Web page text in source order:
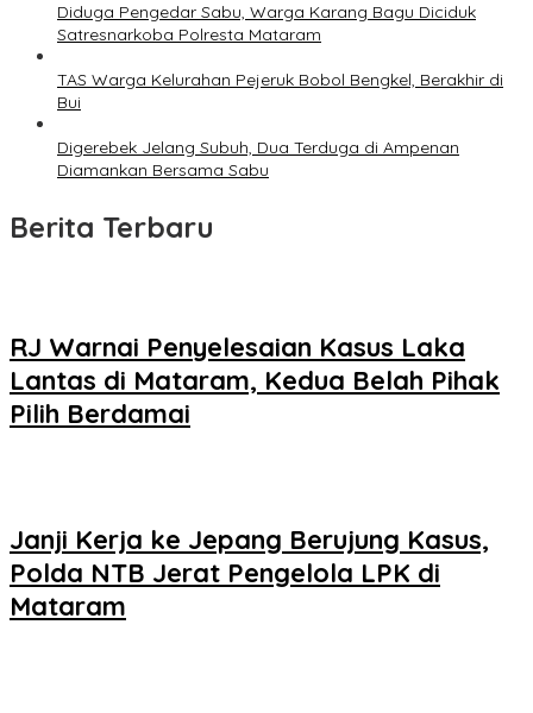
Diduga Pengedar Sabu, Warga Karang Bagu Diciduk
Satresnarkoba Polresta Mataram
TAS Warga Kelurahan Pejeruk Bobol Bengkel, Berakhir di
Bui
Digerebek Jelang Subuh, Dua Terduga di Ampenan
Diamankan Bersama Sabu
Berita Terbaru
RJ Warnai Penyelesaian Kasus Laka
Lantas di Mataram, Kedua Belah Pihak
Pilih Berdamai
Janji Kerja ke Jepang Berujung Kasus,
Polda NTB Jerat Pengelola LPK di
Mataram